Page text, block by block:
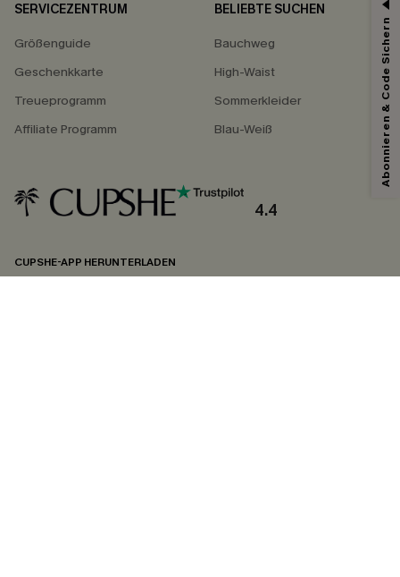
SERVICEZENTRUM
Größenguide
Geschenkkarte
Treueprogramm
Affiliate Programm
BELIEBTE SUCHEN
Bauchweg
High-Waist
Sommerkleider
Blau-Weiß
4.4
CUPSHE-APP HERUNTERLADEN
Abonnieren & Code Sichern